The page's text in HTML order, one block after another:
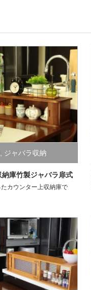
, ジャバラ収納
庫竹製ジャバラ扉式
カウンター上収納庫で